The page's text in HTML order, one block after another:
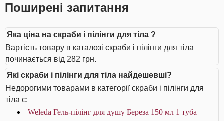
Поширені запитання
Яка ціна на скраби і пілінги для тіла ?
Вартість товару в каталозі скраби і пілінги для тіла
починається від 282 грн.
Які скраби і пілінги для тіла найдешевші?
Недорогими товарами в категорії скраби і пілінги для
тіла є:
Weleda Гель-пілінг для душу Береза 150 мл 1 туба